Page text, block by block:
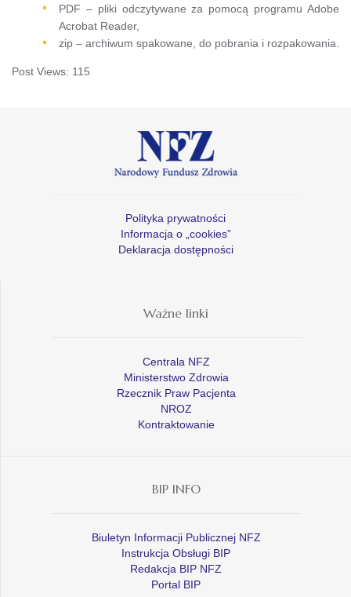
PDF – pliki odczytywane za pomocą programu Adobe
Acrobat Reader,
zip – archiwum spakowane, do pobrania i rozpakowania.
Post Views: 115
Polityka prywatności
Informacja o „cookies”
Deklaracja dostępności
Ważne linki
Centrala NFZ
Ministerstwo Zdrowia
Rzecznik Praw Pacjenta
NROZ
Kontraktowanie
BIP INFO
Biuletyn Informacji Publicznej NFZ
Instrukcja Obsługi BIP
Redakcja BIP NFZ
Portal BIP